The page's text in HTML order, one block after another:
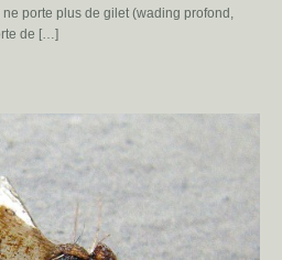
porte plus de gilet (wading profond,
de […]